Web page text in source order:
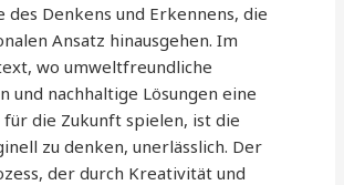
des Denkens und Erkennens, die
Ansatz hinausgehen. Im
wo umweltfreundliche
und nachhaltige Lösungen eine
die Zukunft spielen, ist die
zu denken, unerlässlich. Der
der durch Kreativität und